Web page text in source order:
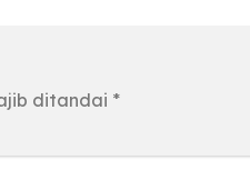
ditandai *